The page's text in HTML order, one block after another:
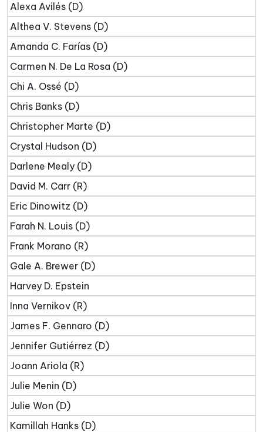
Alexa Avilés (D)
Althea V. Stevens (D)
Amanda C. Farías (D)
Carmen N. De La Rosa (D)
Chi A. Ossé (D)
Chris Banks (D)
Christopher Marte (D)
Crystal Hudson (D)
Darlene Mealy (D)
David M. Carr (R)
Eric Dinowitz (D)
Farah N. Louis (D)
Frank Morano (R)
Gale A. Brewer (D)
Harvey D. Epstein
Inna Vernikov (R)
James F. Gennaro (D)
Jennifer Gutiérrez (D)
Joann Ariola (R)
Julie Menin (D)
Julie Won (D)
Kamillah Hanks (D)